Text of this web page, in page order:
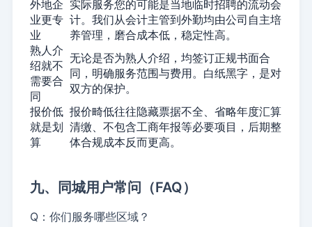
外地企
业更专
业
实际服务您的可能是当地临时招聘的流动会
计。我们从会计主管到外勤均由公司自主培
养管理，磨合成本低，稳定性高。
熟人介
绍就不
需要合
同
无论是否为熟人介绍，均签订正规书面合
同，明确服务范围与费用。白纸黑字，是对
双方的保护。
报价低
就是划
算
报价畸低往往隐藏票据不全、省略年度汇算
清缴、不包含工商年报等必要项目，后期整
体合规成本反而更高。
九、同城用户常问（FAQ）
Q：你们服务哪些区域？